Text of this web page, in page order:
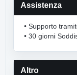
Assistenza
• Supporto
• 30 giorni
Altro